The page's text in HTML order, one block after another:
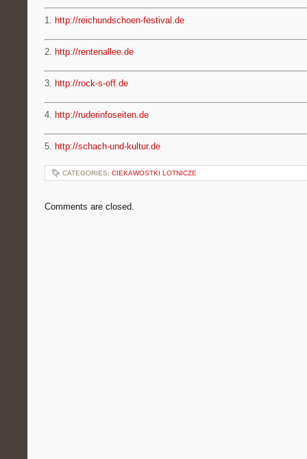
1. http://reichundschoen-festival.de
2. http://rentenallee.de
3. http://rock-s-off.de
4. http://ruderinfoseiten.de
5. http://schach-und-kultur.de
CATEGORIES: CIEKAWOSTKI LOTNICZE
Comments are closed.